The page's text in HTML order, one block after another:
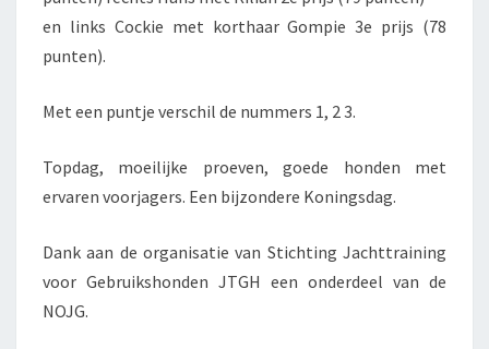
en links Cockie met korthaar Gompie 3e prijs (78
punten).
Met een puntje verschil de nummers 1, 2 3.
Topdag, moeilijke proeven, goede honden met
ervaren voorjagers. Een bijzondere Koningsdag.
Dank aan de organisatie van Stichting Jachttraining
voor Gebruikshonden JTGH een onderdeel van de
NOJG.